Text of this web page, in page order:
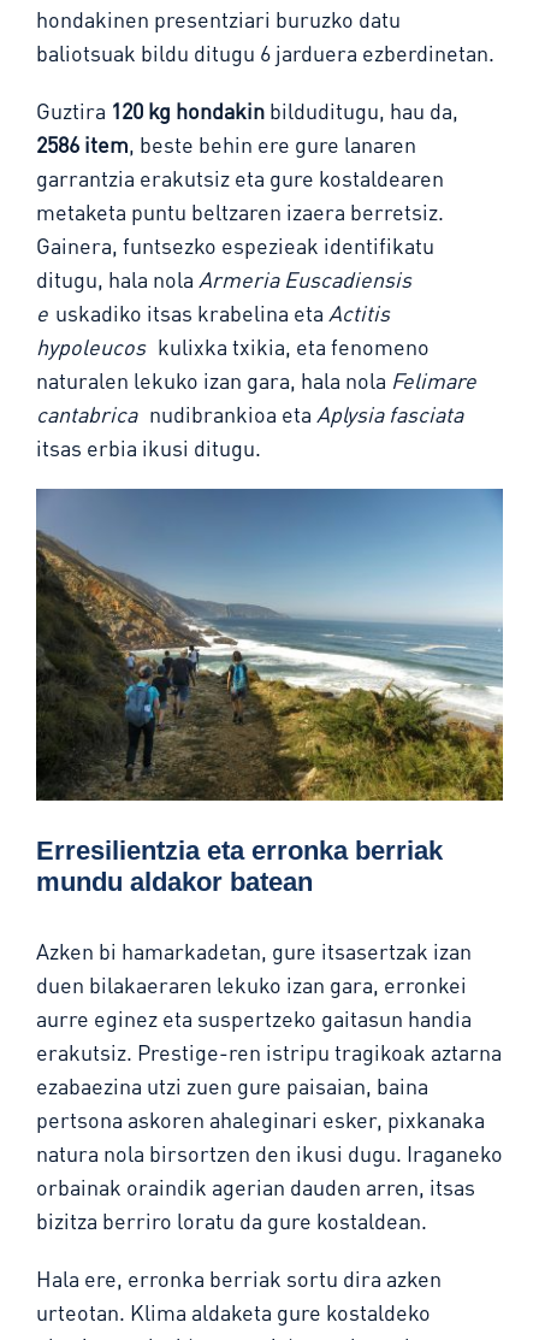
hondakinen presentziari buruzko datu
baliotsuak bildu ditugu 6 jarduera ezberdinetan.
Guztira 120 kg hondakinbilduditugu, hau da,
2586 item, beste behin ere gure lanaren
garrantzia erakutsiz eta gure kostaldearen
metaketa puntu beltzaren izaera berretsiz.
Gainera, funtsezko espezieak identifikatu
ditugu, hala nola Armeria Euscadiensis
e uskadiko itsas krabelina eta Actitis
hypoleucos kulixka txikia, eta fenomeno
naturalen lekuko izan gara, hala nola Felimare
cantabrica nudibrankioa eta Aplysia fasciata
itsas erbia ikusi ditugu.
Erresilientzia eta erronka berriak
mundu aldakor batean
Azken bi hamarkadetan, gure itsasertzak izan
duen bilakaeraren lekuko izan gara, erronkei
aurre eginez eta suspertzeko gaitasun handia
erakutsiz. Prestige-ren istripu tragikoak aztarna
ezabaezina utzi zuen gure paisaian, baina
pertsona askoren ahaleginari esker, pixkanaka
natura nola birsortzen den ikusi dugu. Iraganeko
orbainak oraindik agerian dauden arren, itsas
bizitza berriro loratu da gure kostaldean.
Hala ere, erronka berriak sortu dira azken
urteotan. Klima aldaketa gure kostaldeko